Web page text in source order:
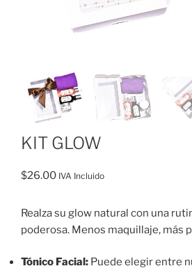
KIT GLOW
$26.00 IVA Incluido
Realza su glow natural con una
poderosa. Menos maquillaje, más
Tónico Facial: Puede elegir entre